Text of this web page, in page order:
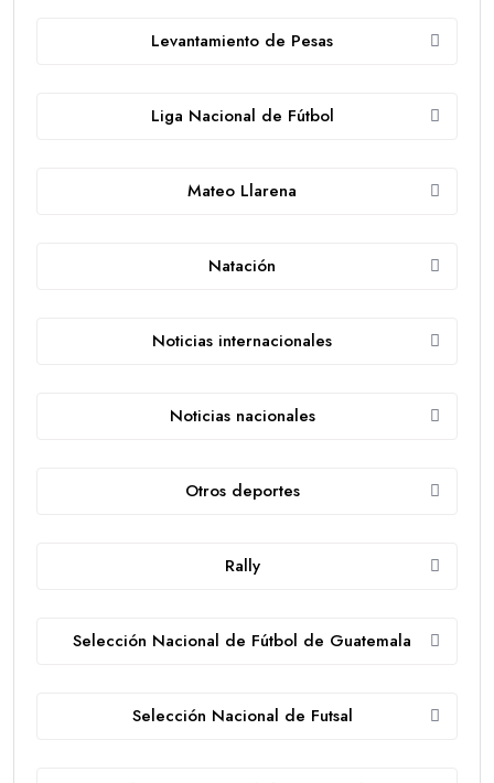
Levantamiento de Pesas
Liga Nacional de Fútbol
Mateo Llarena
Natación
Noticias internacionales
Noticias nacionales
Otros deportes
Rally
Selección Nacional de Fútbol de Guatemala
Selección Nacional de Futsal